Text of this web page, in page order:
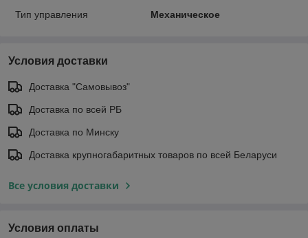
Тип управления
Механическое
Условия доставки
Доставка "Самовывоз"
Доставка по всей РБ
Доставка по Минску
Доставка крупногабаритных товаров по всей Беларуси
Все условия доставки
Условия оплаты